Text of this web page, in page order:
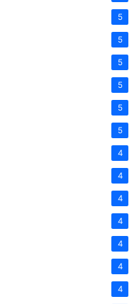
5
5
5
5
5
5
4
4
4
4
4
4
4